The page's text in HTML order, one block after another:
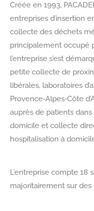
Créée en 1993,
entreprises d’insertion
collecte des déchets
principalement occupé
l’entreprise s’est
petite collecte de
libérales, laboratoires
Provence‑Alpes‑Côte
auprès de patients dans
domicile et collecte
hospitalisation à
L’entreprise compte 18
majoritairement sur des